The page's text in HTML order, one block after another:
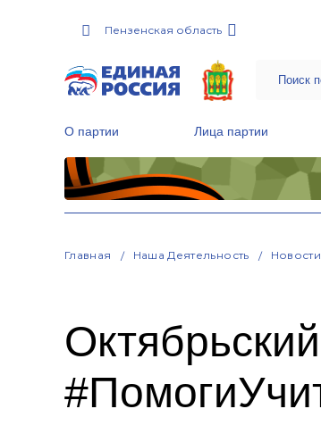
Пензенская область
О партии Лица партии
Главная Наша Деятельность Новости